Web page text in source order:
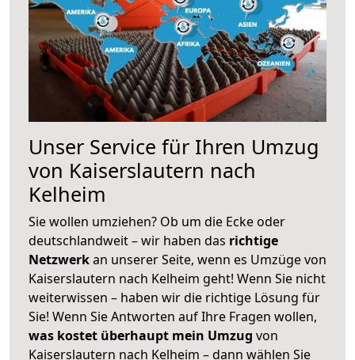
Unser Service für Ihren Umzug
von Kaiserslautern nach
Kelheim
Sie wollen umziehen? Ob um die Ecke oder
deutschlandweit – wir haben das richtige
Netzwerkan unserer Seite, wenn es Umzüge von
Kaiserslautern nach Kelheim geht! Wenn Sie nicht
weiterwissen – haben wir die richtige Lösung für
Sie! Wenn Sie Antworten auf Ihre Fragen wollen,
was kostet überhaupt mein Umzug von
Kaiserslautern nach Kelheim – dann wählen Sie